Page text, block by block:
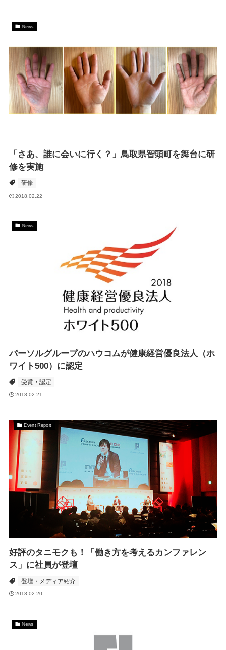
News
「さあ、誰に会いに行く？」鳥取県智頭町を舞台に研
修を実施
研修
2018.02.22
News
パーソルグループのハウコムが健康経営優良法人（ホ
ワイト500）に認定
受賞・認定
2018.02.21
Event Report
好評のタニモクも！「働き方を考えるカンファレン
ス」に社員が登壇
登壇・メディア紹介
2018.02.20
News